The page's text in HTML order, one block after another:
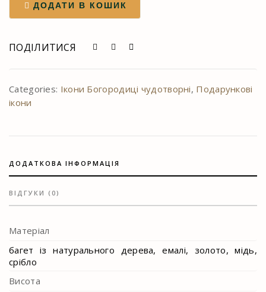
Семистрільна
ДОДАТИ В КОШИК
ПОДІЛИТИСЯ
Categories: Ікони Богородиці чудотворні, Подарункові
ікони
ДОДАТКОВА ІНФОРМАЦІЯ
ВІДГУКИ (0)
Матеріал
багет із натурального дерева, емалі, золото, мідь,
срібло
Висота